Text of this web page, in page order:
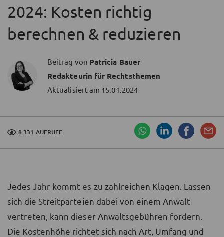
2024: Kosten richtig
berechnen & reduzieren
Beitrag von Patricia Bauer
Redakteurin für Rechtsthemen
Aktualisiert am 15.01.2024
8.331 AUFRUFE
Jedes Jahr kommt es zu zahlreichen Klagen. Lassen
sich die Streitparteien dabei von einem Anwalt
vertreten, kann dieser Anwaltsgebühren fordern.
Die Kostenhöhe richtet sich nach Art, Umfang und